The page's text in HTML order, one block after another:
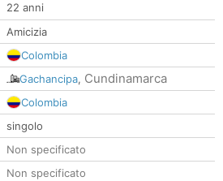
22 anni
Amicizia
Colombia
Gachancipa, Cundinamarca
Colombia
singolo
Non specificato
Non specificato